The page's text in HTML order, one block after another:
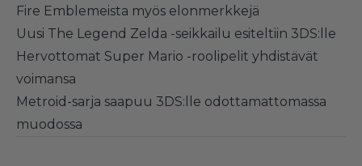
Fire Emblemeista myös elonmerkkejä
Uusi The Legend Zelda -seikkailu esiteltiin 3DS:lle
Hervottomat Super Mario -roolipelit yhdistävät
voimansa
Metroid-sarja saapuu 3DS:lle odottamattomassa
muodossa